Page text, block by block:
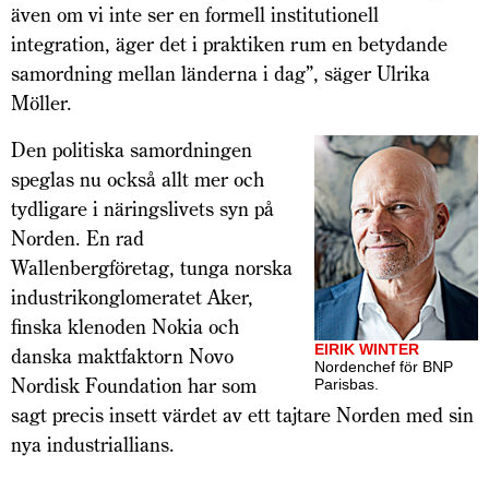
även om vi inte ser en formell institutionell
integration, äger det i praktiken rum en betydande
samordning mellan länderna i dag”, säger Ulrika
Möller.
EIRIK WINTER
Nordenchef för BNP
Parisbas.
Den politiska samordningen
speglas nu också allt mer och
tydligare i näringslivets syn på
Norden. En rad
Wallenbergföretag, tunga norska
industri­konglomeratet Aker,
finska klenoden Nokia och
danska maktfaktorn Novo
Nordisk Foundation har som
sagt precis insett värdet av ett tajtare Norden med sin
nya industriallians.